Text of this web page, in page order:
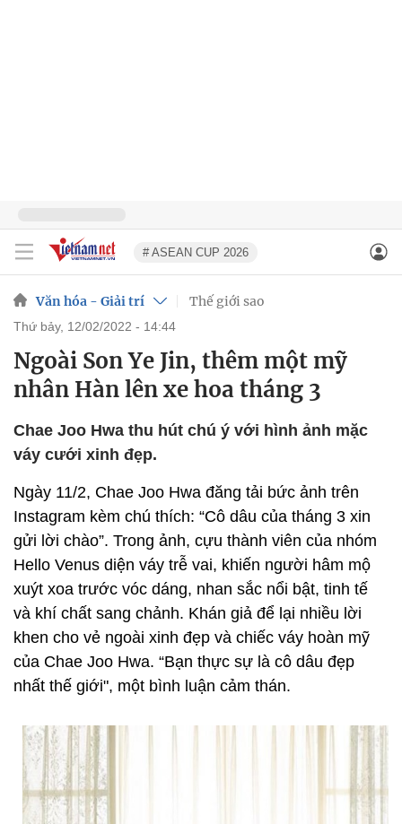
# ASEAN CUP 2026
Văn hóa - Giải trí Thế giới sao
thứ bảy, 12/02/2022 - 14:44
Ngoài Son Ye Jin, thêm một mỹ
nhân Hàn lên xe hoa tháng 3
Chae Joo Hwa thu hút chú ý với hình ảnh mặc
váy cưới xinh đẹp.
Ngày 11/2, Chae Joo Hwa đăng tải bức ảnh trên
Instagram kèm chú thích: “Cô dâu của tháng 3 xin
gửi lời chào”. Trong ảnh, cựu thành viên của nhóm
Hello Venus diện váy trễ vai, khiến người hâm mộ
xuýt xoa trước vóc dáng, nhan sắc nổi bật, tinh tế
và khí chất sang chảnh. Khán giả để lại nhiều lời
khen cho vẻ ngoài xinh đẹp và chiếc váy hoàn mỹ
của Chae Joo Hwa. “Bạn thực sự là cô dâu đẹp
nhất thế giới", một bình luận cảm thán.